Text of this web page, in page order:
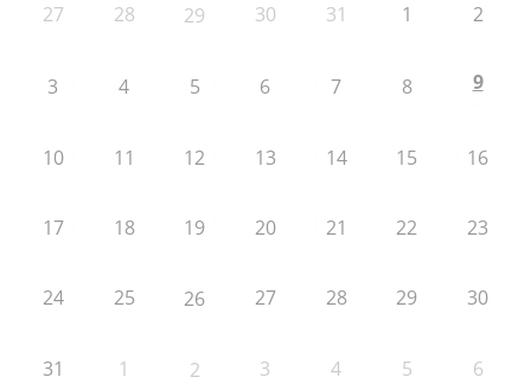
27 28 29 30 31 1 2
3 4 5 6 7 8 9
10 11 12 13 14 15 16
17 18 19 20 21 22 23
24 25 26 27 28 29 30
31 1 2 3 4 5 6